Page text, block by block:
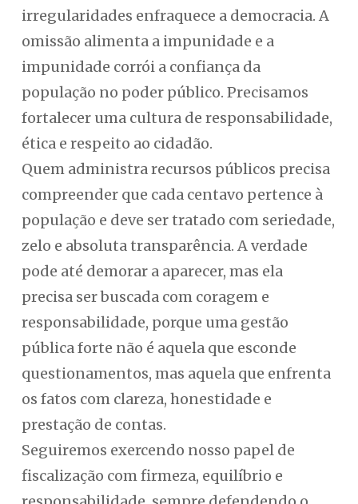
irregularidades enfraquece a democracia. A
omissão alimenta a impunidade e a
impunidade corrói a confiança da
população no poder público. Precisamos
fortalecer uma cultura de responsabilidade,
ética e respeito ao cidadão.
Quem administra recursos públicos precisa
compreender que cada centavo pertence à
população e deve ser tratado com seriedade,
zelo e absoluta transparência. A verdade
pode até demorar a aparecer, mas ela
precisa ser buscada com coragem e
responsabilidade, porque uma gestão
pública forte não é aquela que esconde
questionamentos, mas aquela que enfrenta
os fatos com clareza, honestidade e
prestação de contas.
Seguiremos exercendo nosso papel de
fiscalização com firmeza, equilíbrio e